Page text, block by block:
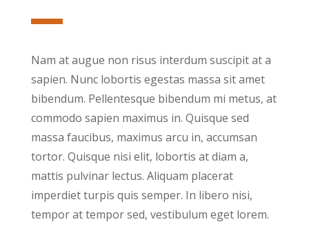
Nam at augue non risus interdum suscipit at a
sapien. Nunc lobortis egestas massa sit amet
bibendum. Pellentesque bibendum mi metus, at
commodo sapien maximus in. Quisque sed
massa faucibus, maximus arcu in, accumsan
tortor. Quisque nisi elit, lobortis at diam a,
mattis pulvinar lectus. Aliquam placerat
imperdiet turpis quis semper. In libero nisi,
tempor at tempor sed, vestibulum eget lorem.